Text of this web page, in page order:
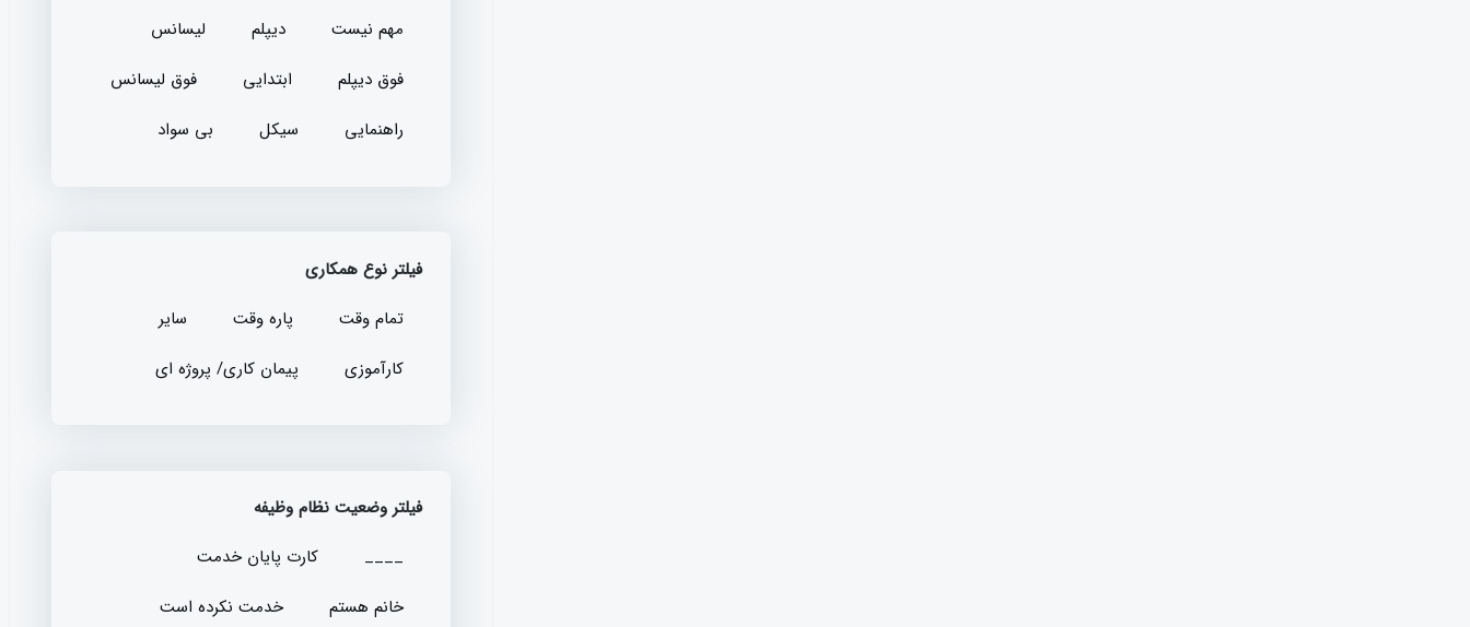
مهم نیست
دیپلم
لیسانس
فوق دیپلم
ابتدایی
فوق لیسانس
راهنمایی
سیکل بی سواد
فیلتر نوع همکاری
تمام وقت
پاره وقت
سایر
کارآموزی
پیمان کاری/ پروژه ای
فیلتر وضعیت نظام وظیفه
____
کارت پایان خدمت
خانم هستم
خدمت نکرده است